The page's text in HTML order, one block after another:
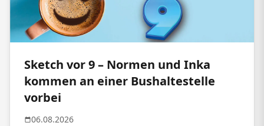
Sketch vor 9 – Normen und Inka
kommen an einer Bushaltestelle
vorbei
06.08.2026